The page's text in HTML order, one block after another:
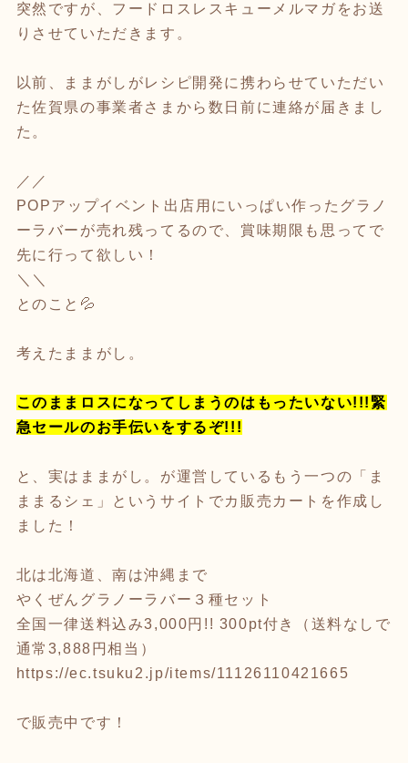
突然ですが、フードロスレスキューメルマガをお送
りさせていただきます。
以前、ままがしがレシピ開発に携わらせていただい
た佐賀県の事業者さまから数日前に連絡が届きまし
た。
／／
POPアップイベント出店用にいっぱい作ったグラノ
ーラバーが売れ残ってるので、賞味期限も思ってで
先に行って欲しい！
＼＼
とのこと💦
考えたままがし。
このままロスになってしまうのはもったいない!!!緊
急セールのお手伝いをするぞ!!!
と、実はままがし。が運営しているもう一つの「ま
ままるシェ」というサイトでカ販売カートを作成し
ました！
北は北海道、南は沖縄まで
やくぜんグラノーラバー３種セット
全国一律送料込み3,000円!! 300pt付き（送料なしで
通常3,888円相当）
https://ec.tsuku2.jp/items/11126110421665
で販売中です！